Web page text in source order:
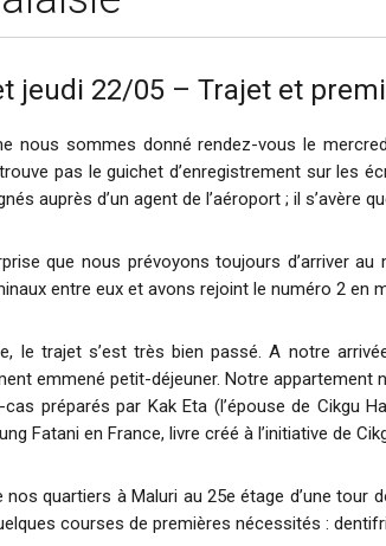
jeudi 22/05 – Trajet et
nous sommes donné rendez-vous le
pas le guichet d’enregistrement sur les
auprès d’un agent de l’aéroport ; il s’avère
que nous prévoyons toujours d’arriver
entre eux et avons rejoint le numéro 2 en
le trajet s’est très bien passé. A notre
emmené petit-déjeuner. Notre
préparés par Kak Eta (l’épouse de Cikgu
Fatani en France, livre créé à l’initiative de
quartiers à Maluri au 25e étage d’une tour
courses de premières nécessités :